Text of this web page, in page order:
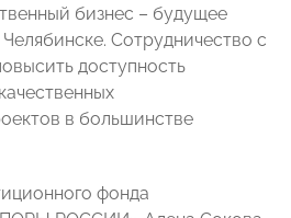
бизнес – будущее
Сотрудничество с
доступность
в большинстве
фонда